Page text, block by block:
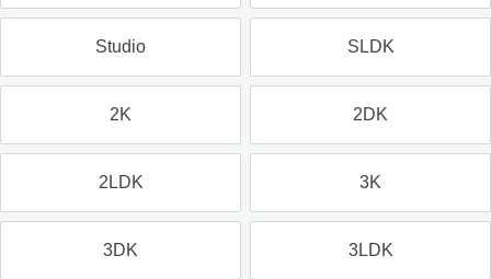
Studio SLDK
2K 2DK
2LDK 3K
3DK 3LDK